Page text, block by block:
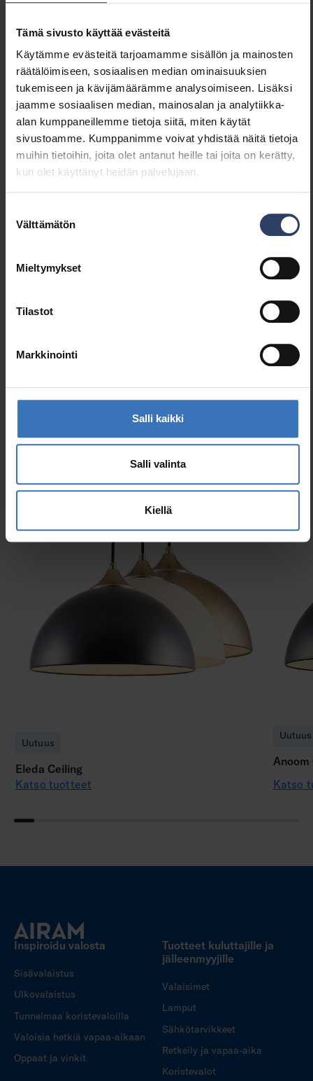
Tämä sivusto käyttää evästeitä
Käytämme evästeitä tarjoamamme sisällön ja mainosten
räätälöimiseen, sosiaalisen median ominaisuuksien
tukemiseen ja kävijämäärämme analysoimiseen. Lisäksi
jaamme sosiaalisen median, mainosalan ja analytiikka-
alan kumppaneillemme tietoja siitä, miten käytät
sivustoamme. Kumppanimme voivat yhdistää näitä tietoja
muihin tietoihin, joita olet antanut heille tai joita on kerätty,
kun olet käyttänyt heidän palvelujaan.
valinta
Välttämätön
Mieltymykset
Tilastot
Markkinointi
Salli kaikki
Salli valinta
Kiellä
vaniljankeltainen. Kangasjohto ja metallinen
kattokuppi viimeistelevät valaisimen ilmeen.
Valaisimen voi asentaa helposti itse.
Koodi
Tekniset tiedot
Tuoteversiot Lataukset
6435200319074
Koodi
Samankaltaiset tuotteet
Uutuus
Eleda Ceiling
Katso tuotteet
Uutuus
Anoom
Katso
Inspiroidu valosta
Sisävalaistus
Ulkovalaistus
Tunnelmaa koristevaloilla
Valoisia hetkiä vapaa-aikaan
Oppaat ja vinkit
Tuotteet kuluttajille ja
jälleenmyyjille
Valaisimet
Lamput
Sähkötarvikkeet
Retkeily ja vapaa-aika
Koristevalot